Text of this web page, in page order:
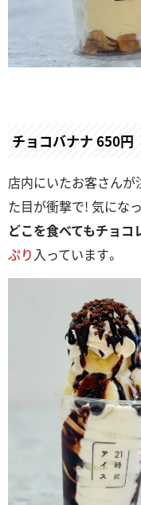
チョコバナナ 650円
店内にいたお客さんが
た目が衝撃で! 気にな
どこを食べてもチョコ
ぷり 入っています。